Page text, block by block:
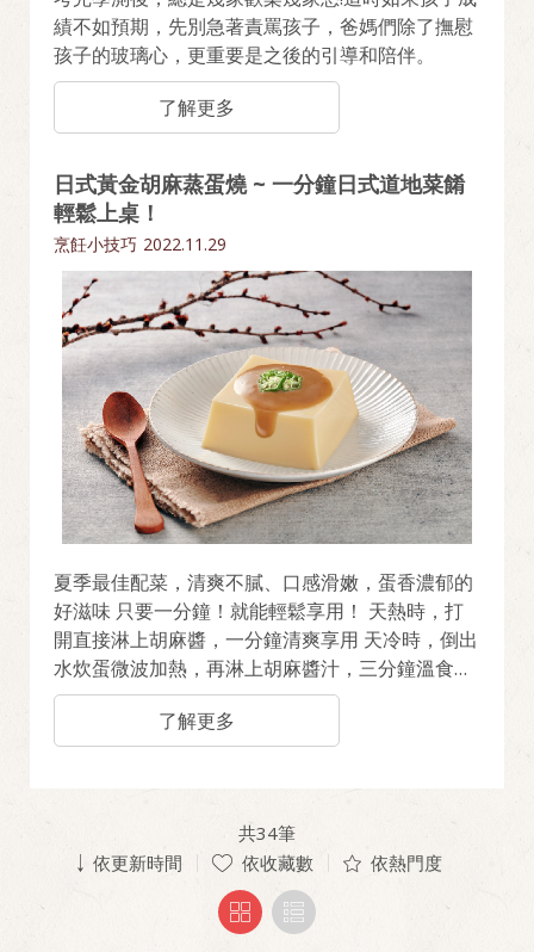
績不如預期，先別急著責罵孩子，爸媽們除了撫慰
孩子的玻璃心，更重要是之後的引導和陪伴。
了解更多
日式黃金胡麻蒸蛋燒 ~ 一分鐘日式道地菜餚
輕鬆上桌！
烹飪小技巧 2022.11.29
夏季最佳配菜，清爽不膩、口感滑嫩，蛋香濃郁的
好滋味 只要一分鐘！就能輕鬆享用！ 天熱時，打
開直接淋上胡麻醬，一分鐘清爽享用 天冷時，倒出
水炊蛋微波加熱，再淋上胡麻醬汁，三分鐘溫食暖
心
了解更多
共34筆
依更新時間
依收藏數 依熱門度